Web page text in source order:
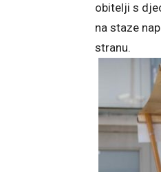
obitelji s
na staze
stranu.